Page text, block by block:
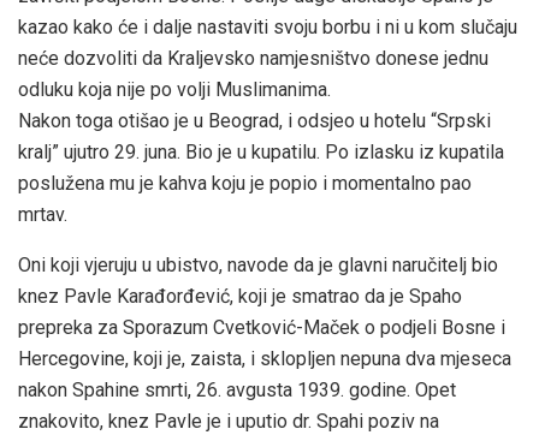
kazao kako će i dalje nastaviti svoju borbu i ni u kom slučaju
neće dozvoliti da Kraljevsko namjesništvo donese jednu
odluku koja nije po volji Muslimanima.
Nakon toga otišao je u Beograd, i odsjeo u hotelu “Srpski
kralj” ujutro 29. juna. Bio je u kupatilu. Po izlasku iz kupatila
poslužena mu je kahva koju je popio i momentalno pao
mrtav.
Oni koji vjeruju u ubistvo, navode da je glavni naručitelj bio
knez Pavle Karađorđević, koji je smatrao da je Spaho
prepreka za Sporazum Cvetković-Maček o podjeli Bosne i
Hercegovine, koji je, zaista, i sklopljen nepuna dva mjeseca
nakon Spahine smrti, 26. avgusta 1939. godine. Opet
znakovito, knez Pavle je i uputio dr. Spahi poziv na